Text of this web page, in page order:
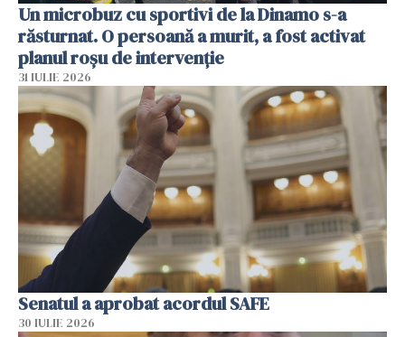
Un microbuz cu sportivi de la Dinamo s-a
răsturnat. O persoană a murit, a fost activat
planul roșu de intervenție
31 IULIE 2026
Senatul a aprobat acordul SAFE
30 IULIE 2026